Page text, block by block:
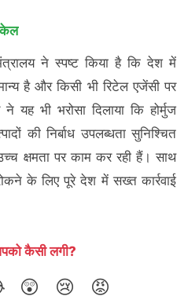
ने स्पष्ट किया है कि देश में
है और किसी भी रिटेल एजेंसी पर
भी भरोसा दिलाया कि होर्मुज
की निर्बाध उपलब्धता सुनिश्चित
क्षमता पर काम कर रही हैं। साथ
के लिए पूरे देश में सख्त कार्रवाई
कैसी लगी?
😲 😢 😡